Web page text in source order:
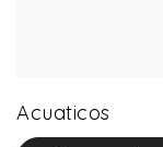
Acuaticos